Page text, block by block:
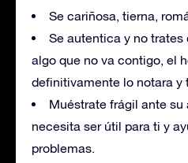
Se cariñosa, tierna,
Se autentica y no trates
algo que no va contigo, el
definitivamente lo notara y
Muéstrate frágil ante
necesita ser útil para ti y
problemas.